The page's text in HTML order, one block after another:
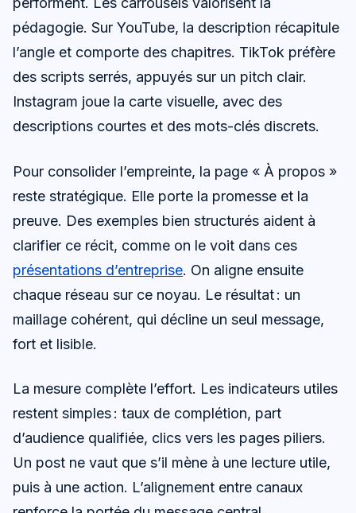
pédagogie. Sur YouTube, la description récapitule
l’angle et comporte des chapitres. TikTok préfère
des scripts serrés, appuyés sur un pitch clair.
Instagram joue la carte visuelle, avec des
descriptions courtes et des mots-clés discrets.
Pour consolider l’empreinte, la page « À propos »
reste stratégique. Elle porte la promesse et la
preuve. Des exemples bien structurés aident à
clarifier ce récit, comme on le voit dans ces
présentations d’entreprise. On aligne ensuite
chaque réseau sur ce noyau. Le résultat : un
maillage cohérent, qui décline un seul message,
fort et lisible.
La mesure complète l’effort. Les indicateurs utiles
restent simples : taux de complétion, part
d’audience qualifiée, clics vers les pages piliers.
Un post ne vaut que s’il mène à une lecture utile,
puis à une action. L’alignement entre canaux